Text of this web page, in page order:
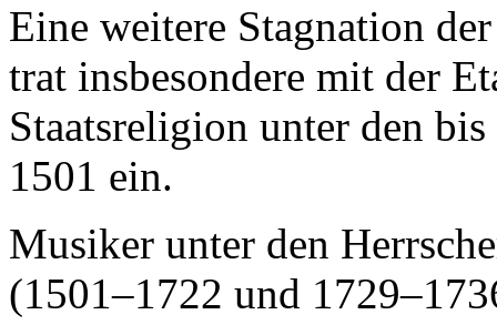
Eine weitere Stagnation
trat insbesondere mit der
Staatsreligion unter den
1501 ein.
Musiker unter den
(1501–1722 und